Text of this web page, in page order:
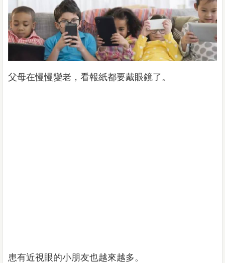
父母在慢慢變老，看報紙都要戴眼鏡了。
患有近視眼的小朋友也越來越多。